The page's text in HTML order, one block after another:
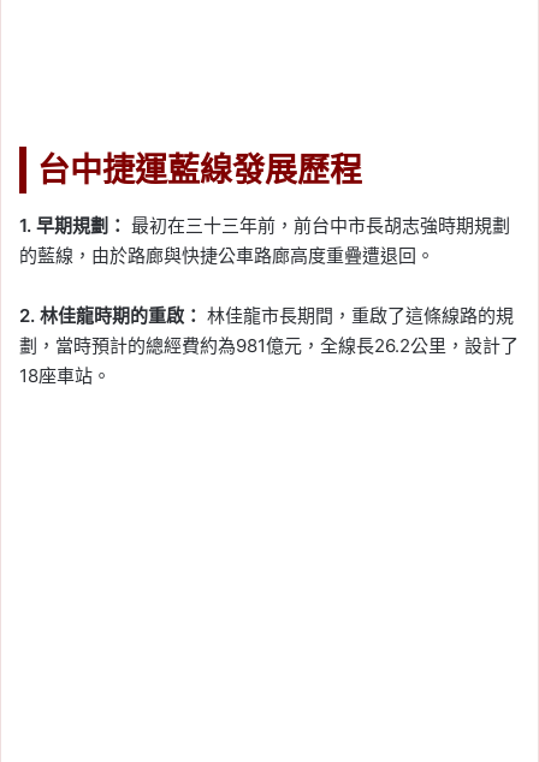
台中捷運藍線發展歷程
1. 早期規劃： 最初在三十三年前，前台中市長胡志強時期規劃
的藍線，由於路廊與快捷公車路廊高度重疊遭退回。
2. 林佳龍時期的重啟： 林佳龍市長期間，重啟了這條線路的規
劃，當時預計的總經費約為981億元，全線長26.2公里，設計了
18座車站。